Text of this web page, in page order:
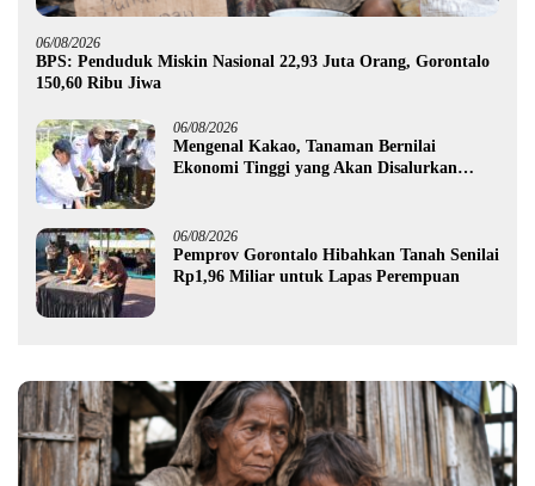
06/08/2026
BPS: Penduduk Miskin Nasional 22,93 Juta Orang, Gorontalo
150,60 Ribu Jiwa
06/08/2026
Mengenal Kakao, Tanaman Bernilai
Ekonomi Tinggi yang Akan Disalurkan
06/08/2026
Pemprov Gorontalo Hibahkan Tanah Senilai
Rp1,96 Miliar untuk Lapas Perempuan